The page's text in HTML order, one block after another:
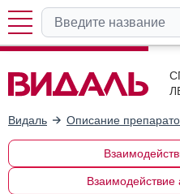
Видаль Описание
Взаимодействие